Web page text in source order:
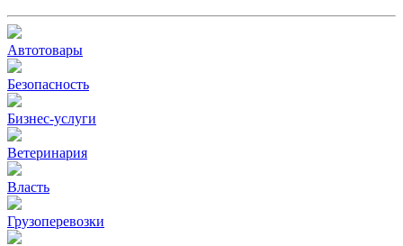
Автотовары
Безопасность
Бизнес-услуги
Ветеринария
Власть
Грузоперевозки